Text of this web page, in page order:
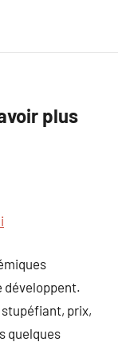
plus
développent.
prix,
quelques